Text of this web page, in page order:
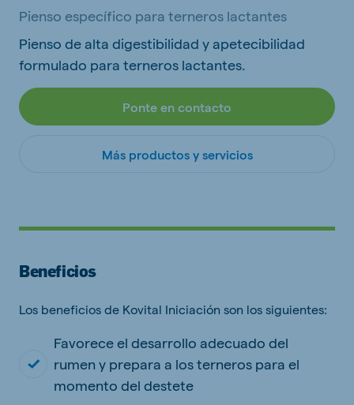
Pienso específico para terneros lactantes
Pienso de alta digestibilidad y apetecibilidad
formulado para terneros lactantes.
Ponte en contacto
Más productos y servicios
Beneficios
Los beneficios de Kovital Iniciación son los siguientes:
Favorece el desarrollo adecuado del
rumen y prepara a los terneros para el
momento del destete